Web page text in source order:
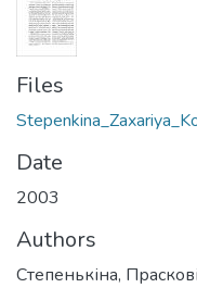
Files
Date
2003
Authors
Степенькіна,